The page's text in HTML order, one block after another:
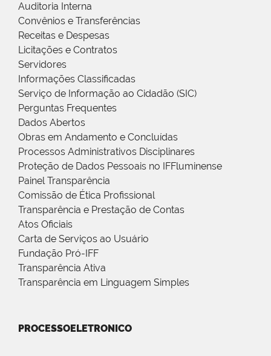
Auditoria Interna
Convênios e Transferências
Receitas e Despesas
Licitações e Contratos
Servidores
Informações Classificadas
Serviço de Informação ao Cidadão (SIC)
Perguntas Frequentes
Dados Abertos
Obras em Andamento e Concluídas
Processos Administrativos Disciplinares
Proteção de Dados Pessoais no IFFluminense
Painel Transparência
Comissão de Ética Profissional
Transparência e Prestação de Contas
Atos Oficiais
Carta de Serviços ao Usuário
Fundação Pró-IFF
Transparência Ativa
Transparência em Linguagem Simples
PROCESSOELETRONICO